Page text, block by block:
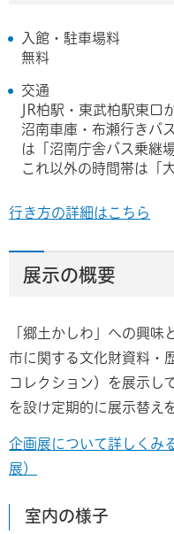
入館・駐車場料
無料
交通
JR柏駅・東武柏駅東口
沼南車庫・布瀬行きバ
は「沼南庁舎バス乗継
これ以外の時間帯は「
行き方の詳細はこちら
展示の概要
「郷土かしわ」への興味
市に関する文化財資料・
コレクション）を展示し
を設け定期的に展示替え
企画展について詳しくみ
展）
室内の様子